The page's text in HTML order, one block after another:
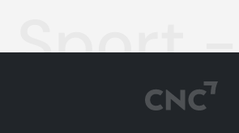
Sport -